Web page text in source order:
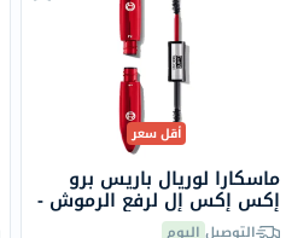
أقل سعر
ماسكارا لوريال باريس برو
إكس إكس إل لرفع الرموش -
أسودالتوصيل اليوم